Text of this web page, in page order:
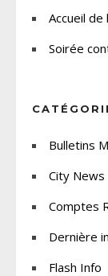
Accueil
Soirée
Bulletins
City News
Comptes
Dernière
Flash Info